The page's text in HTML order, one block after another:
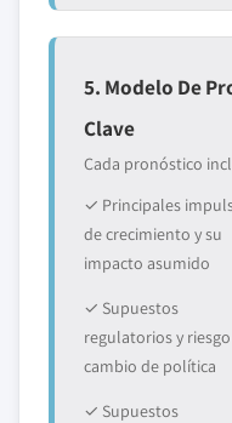
5. Modelo De
Clave
Cada pronóstico
✓ Principales
de crecimiento y su
impacto asumido
✓ Supuestos
regulatorios y
cambio de política
✓ Supuestos